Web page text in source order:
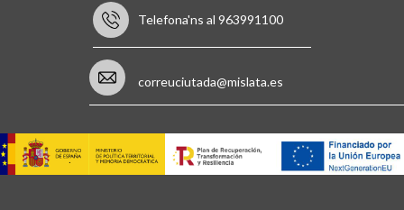
Telefona'ns al 963991100
correuciutada@mislata.es